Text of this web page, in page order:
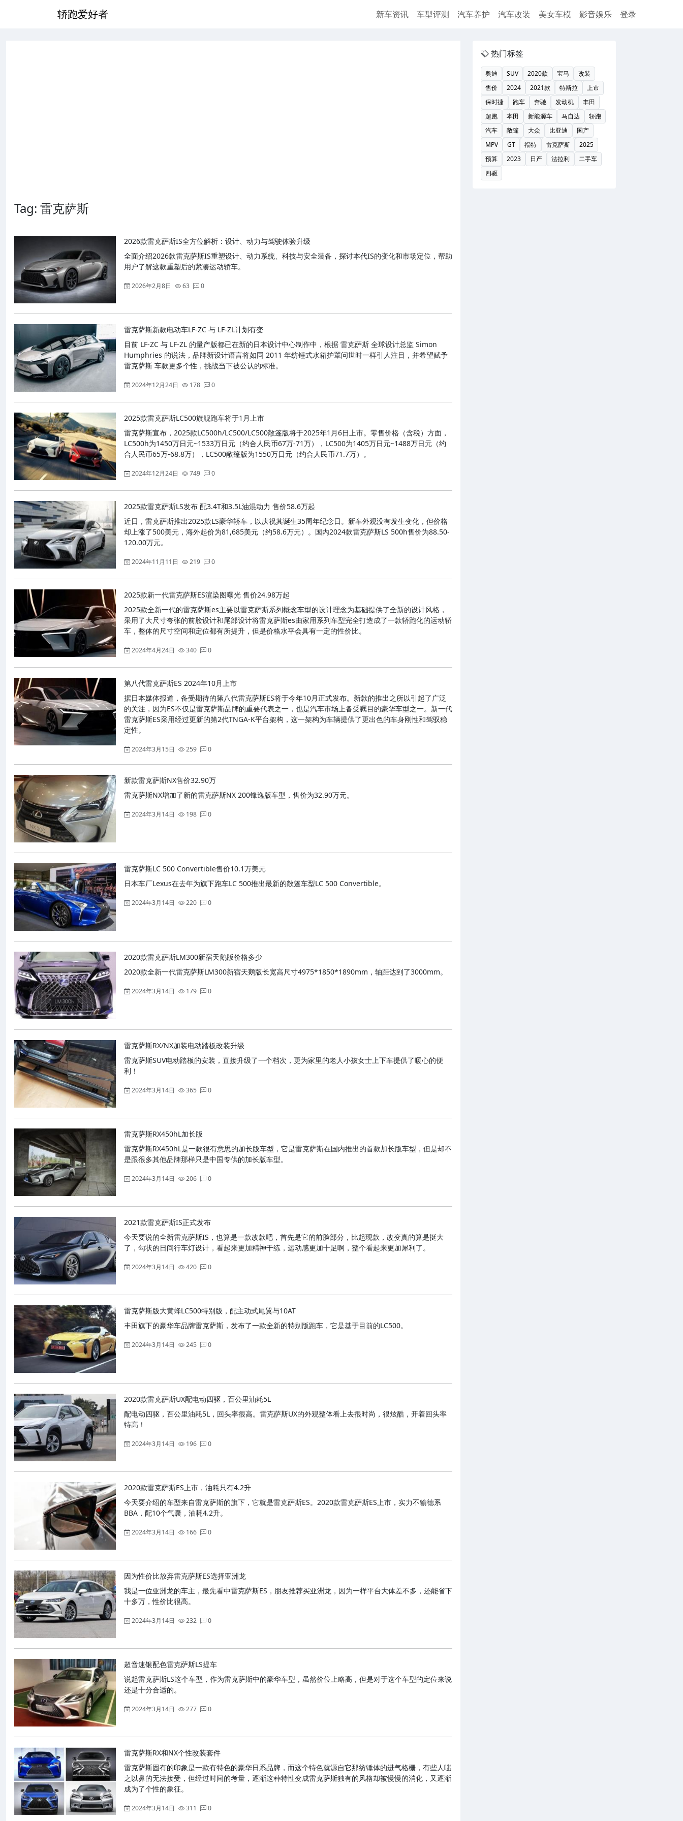
轿跑爱好者 新车资讯 车型评测 汽车养护 汽车改装 美女车模 影音娱乐 登录
Tag: 雷克萨斯
2026款雷克萨斯IS全方位解析：设计、动力与驾驶体验升级
全面介绍2026款雷克萨斯IS重塑设计、动力系统、科技与安全装备，探讨本代IS的变化和市场定位，帮助
用户了解这款重塑后的紧凑运动轿车。
2026年2月8日 63 0
雷克萨斯新款电动车LF-ZC 与 LF-ZL计划有变
目前 LF-ZC 与 LF-ZL 的量产版都已在新的日本设计中心制作中，根据 雷克萨斯 全球设计总监 Simon
Humphries 的说法，品牌新设计语言将如同 2011 年纺锤式水箱护罩问世时一样引人注目，并希望赋予
雷克萨斯 车款更多个性，挑战当下被公认的标准。
2024年12月24日 178 0
2025款雷克萨斯LC500旗舰跑车将于1月上市
雷克萨斯宣布，2025款LC500h/LC500/LC500敞篷版将于2025年1月6日上市。零售价格（含税）方面，
LC500h为1450万日元~1533万日元（约合人民币67万-71万），LC500为1405万日元~1488万日元（约
合人民币65万-68.8万），LC500敞篷版为1550万日元（约合人民币71.7万）。
2024年12月24日 749 0
2025款雷克萨斯LS发布 配3.4T和3.5L油混动力 售价58.6万起
近日，雷克萨斯推出2025款LS豪华轿车，以庆祝其诞生35周年纪念日。新车外观没有发生变化，但价格
却上涨了500美元，海外起价为81,685美元（约58.6万元）。国内2024款雷克萨斯LS 500h售价为88.50-
120.00万元。
2024年11月11日 219 0
2025款新一代雷克萨斯ES渲染图曝光 售价24.98万起
2025款全新一代的雷克萨斯es主要以雷克萨斯系列概念车型的设计理念为基础提供了全新的设计风格，
采用了大尺寸夸张的前脸设计和尾部设计将雷克萨斯es由家用系列车型完全打造成了一款轿跑化的运动轿
车，整体的尺寸空间和定位都有所提升，但是价格水平会具有一定的性价比。
2024年4月24日 340 0
第八代雷克萨斯ES 2024年10月上市
据日本媒体报道，备受期待的第八代雷克萨斯ES将于今年10月正式发布。新款的推出之所以引起了广泛
的关注，因为ES不仅是雷克萨斯品牌的重要代表之一，也是汽车市场上备受瞩目的豪华车型之一。新一代
雷克萨斯ES采用经过更新的第2代TNGA-K平台架构，这一架构为车辆提供了更出色的车身刚性和驾驭稳
定性。
2024年3月15日 259 0
新款雷克萨斯NX售价32.90万
雷克萨斯NX增加了新的雷克萨斯NX 200锋逸版车型，售价为32.90万元。
2024年3月14日 198 0
雷克萨斯LC 500 Convertible售价10.1万美元
日本车厂Lexus在去年为旗下跑车LC 500推出最新的敞篷车型LC 500 Convertible。
2024年3月14日 220 0
2020款雷克萨斯LM300新宿天鹅版价格多少
2020款全新一代雷克萨斯LM300新宿天鹅版长宽高尺寸4975*1850*1890mm，轴距达到了3000mm。
2024年3月14日 179 0
雷克萨斯RX/NX加装电动踏板改装升级
雷克萨斯SUV电动踏板的安装，直接升级了一个档次，更为家里的老人小孩女士上下车提供了暖心的便
利！
2024年3月14日 365 0
雷克萨斯RX450hL加长版
雷克萨斯RX450hL是一款很有意思的加长版车型，它是雷克萨斯在国内推出的首款加长版车型，但是却不
是跟很多其他品牌那样只是中国专供的加长版车型。
2024年3月14日 206 0
2021款雷克萨斯IS正式发布
今天要说的全新雷克萨斯IS，也算是一款改款吧，首先是它的前脸部分，比起现款，改变真的算是挺大
了，勾状的日间行车灯设计，看起来更加精神干练，运动感更加十足啊，整个看起来更加犀利了。
2024年3月14日 420 0
雷克萨斯版大黄蜂LC500特别版，配主动式尾翼与10AT
丰田旗下的豪华车品牌雷克萨斯，发布了一款全新的特别版跑车，它是基于目前的LC500。
2024年3月14日 245 0
2020款雷克萨斯UX配电动四驱，百公里油耗5L
配电动四驱，百公里油耗5L，回头率很高。雷克萨斯UX的外观整体看上去很时尚，很炫酷，开着回头率
特高！
2024年3月14日 196 0
2020款雷克萨斯ES上市，油耗只有4.2升
今天要介绍的车型来自雷克萨斯的旗下，它就是雷克萨斯ES。2020款雷克萨斯ES上市，实力不输德系
BBA，配10个气囊，油耗4.2升。
2024年3月14日 166 0
因为性价比放弃雷克萨斯ES选择亚洲龙
我是一位亚洲龙的车主，最先看中雷克萨斯ES，朋友推荐买亚洲龙，因为一样平台大体差不多，还能省下
十多万，性价比很高。
2024年3月14日 232 0
超音速银配色雷克萨斯LS提车
说起雷克萨斯LS这个车型，作为雷克萨斯中的豪华车型，虽然价位上略高，但是对于这个车型的定位来说
还是十分合适的。
2024年3月14日 277 0
雷克萨斯RX和NX个性改装套件
雷克萨斯固有的印象是一款有特色的豪华日系品牌，而这个特色就源自它那纺锤体的进气格栅，有些人嗤
之以鼻的无法接受，但经过时间的考量，逐渐这种特性变成雷克萨斯独有的风格却被慢慢的消化，又逐渐
成为了个性的象征。
2024年3月14日 311 0
热门标签
奥迪 SUV 2020款 宝马
改装
售价
2024 2021款 特斯拉
上市
保时捷
跑车 奔驰 发动机
丰田
超跑
本田 新能源车 马自达
轿跑
汽车
敞篷 大众 比亚迪
国产
MPV
GT 福特 雷克萨斯
2025
预算
2023 日产 法拉利
二手车
四驱